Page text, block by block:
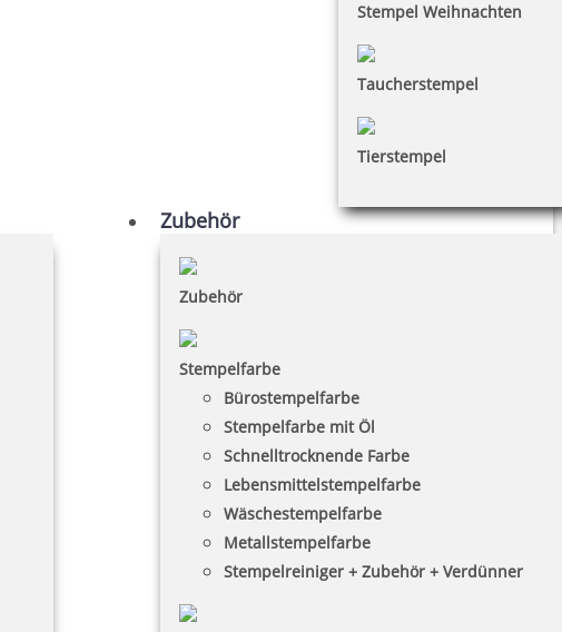
Stempel Weihnachten
Taucherstempel
Tierstempel
Zubehör
Zubehör
Stempelfarbe
Bürostempelfarbe
Stempelfarbe mit Öl
Schnelltrocknende Farbe
Lebensmittelstempelfarbe
Wäschestempelfarbe
Metallstempelfarbe
Stempelreiniger + Zubehör + Verdünner